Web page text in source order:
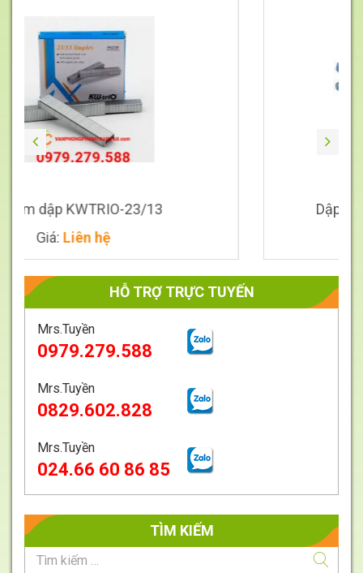
23/13
Dập ghim số 10
HỖ TRỢ TRỰC TUYẾN
Mrs.Tuyền
0979.279.588
Mrs.Tuyền
0829.602.828
Mrs.Tuyền
024.66 60 86 85
TÌM KIẾM